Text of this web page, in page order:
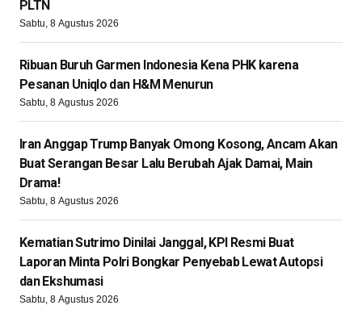
PLTN
Sabtu, 8 Agustus 2026
Ribuan Buruh Garmen Indonesia Kena PHK karena
Pesanan Uniqlo dan H&M Menurun
Sabtu, 8 Agustus 2026
Iran Anggap Trump Banyak Omong Kosong, Ancam Akan
Buat Serangan Besar Lalu Berubah Ajak Damai, Main
Drama!
Sabtu, 8 Agustus 2026
Kematian Sutrimo Dinilai Janggal, KPI Resmi Buat
Laporan Minta Polri Bongkar Penyebab Lewat Autopsi
dan Ekshumasi
Sabtu, 8 Agustus 2026